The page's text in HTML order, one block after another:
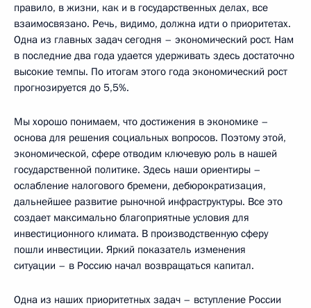
правило, в жизни, как и в государственных делах, все
взаимосвязано. Речь, видимо, должна идти о приоритетах.
Одна из главных задач сегодня – экономический рост. Нам
в последние два года удается удерживать здесь достаточно
высокие темпы. По итогам этого года экономический рост
прогнозируется до 5,5%.
Мы хорошо понимаем, что достижения в экономике –
основа для решения социальных вопросов. Поэтому этой,
экономической, сфере отводим ключевую роль в нашей
государственной политике. Здесь наши ориентиры –
ослабление налогового бремени, дебюрократизация,
дальнейшее развитие рыночной инфраструктуры. Все это
создает максимально благоприятные условия для
инвестиционного климата. В производственную сферу
пошли инвестиции. Яркий показатель изменения
ситуации – в Россию начал возвращаться капитал.
Одна из наших приоритетных задач – вступление России